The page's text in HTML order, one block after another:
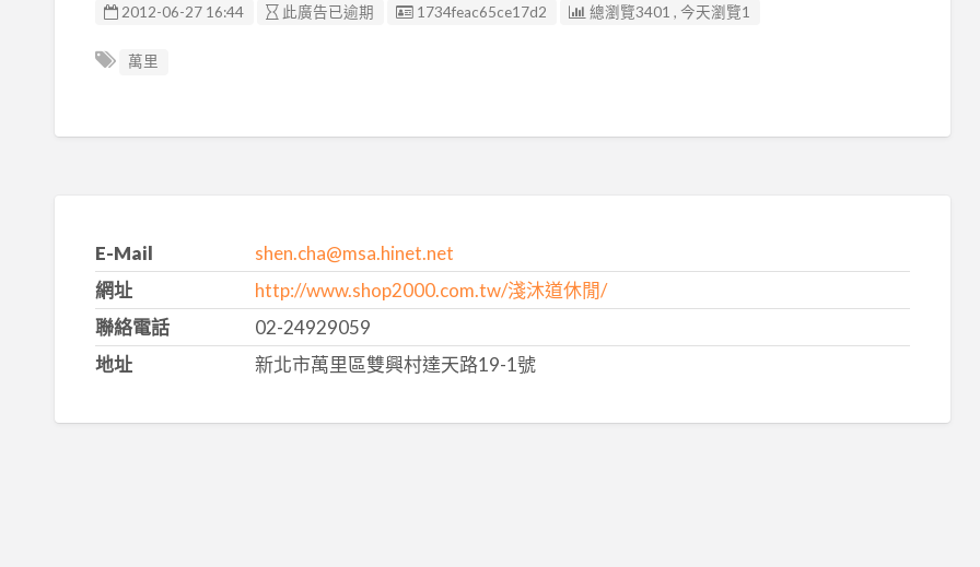
2012-06-27 16:44 此廣告已逾期 廣告编號
1734feac65ce17d2 總瀏覽3401 , 今天瀏覽1
萬里
E-Mail
shen.cha@msa.hinet.net
網址
http://www.shop2000.com.tw/淺沐道休閒/
聯絡電話
02-24929059
地址
新北市萬里區雙興村達天路19-1號